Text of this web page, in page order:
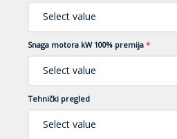
Select value
Snaga motora kW 100% premija *
Select value
Tehnički pregled
Select value